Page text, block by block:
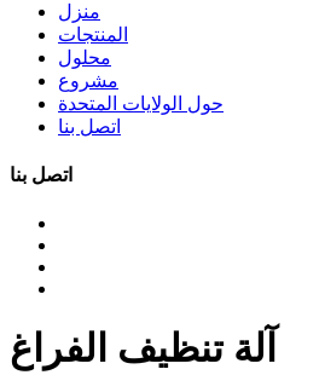
منزل
المنتجات
محلول
مشروع
حول الولايات المتحدة
اتصل بنا
اتصل بنا
آلة تنظيف الفراغ